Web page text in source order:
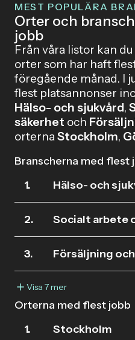
MEST POPULÄRA
Orter och
jobb
Från våra listor kan
orter som har haft
föregående månad. I
flest platsannonser
Hälso- och sjukvård,
säkerhet och
orternaStockholm,
Branscherna med flest
1.
Hälso- och
2. Socialt arbete
3. Försäljning
Visa 7 mer
Orterna med flest jobb
1.
Stockholm